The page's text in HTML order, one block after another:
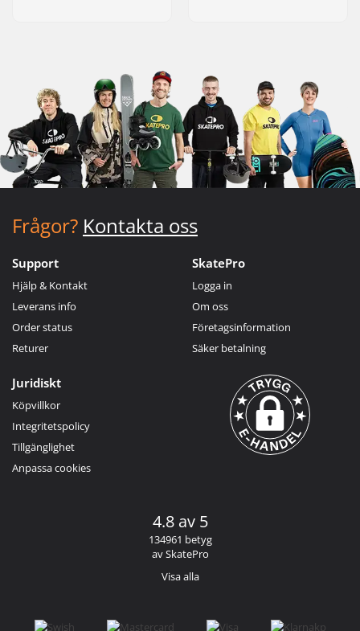
Frågor? Kontakta oss
Support
Hjälp & Kontakt
Leverans info
Order status
Returer
SkatePro
Logga in
Om oss
Företagsinformation
Säker betalning
Juridiskt
Köpvillkor
Integritetspolicy
Tillgänglighet
Anpassa cookies
4.8 av 5
134961 betyg
av SkatePro
Visa alla